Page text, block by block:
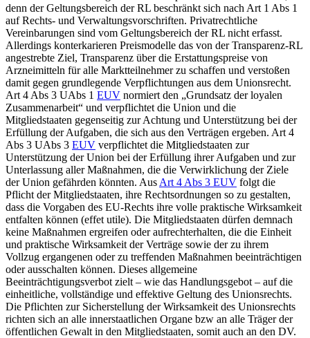
denn der Geltungsbereich der RL beschränkt sich nach Art 1 Abs 1
auf Rechts- und Verwaltungsvorschriften. Privatrechtliche
Vereinbarungen sind vom Geltungsbereich der RL nicht erfasst.
Allerdings konterkarieren Preismodelle das von der Transparenz-RL
angestrebte Ziel, Transparenz über die Erstattungspreise von
Arzneimitteln für alle Marktteilnehmer zu schaffen und verstoßen
damit gegen grundlegende Verpflichtungen aus dem Unionsrecht.
Art 4 Abs 3 UAbs 1 EUV normiert den „Grundsatz der loyalen
Zusammenarbeit“ und verpflichtet die Union und die
Mitgliedstaaten gegenseitig zur Achtung und Unterstützung bei der
Erfüllung der Aufgaben, die sich aus den Verträgen ergeben. Art 4
Abs 3 UAbs 3 EUV verpflichtet die Mitgliedstaaten zur
Unterstützung der Union bei der Erfüllung ihrer Aufgaben und zur
Unterlassung aller Maßnahmen, die die Verwirklichung der Ziele
der Union gefährden könnten. Aus Art 4 Abs 3 EUV folgt die
Pflicht der Mitgliedstaaten, ihre Rechtsordnungen so zu gestalten,
dass die Vorgaben des EU-Rechts ihre volle praktische Wirksamkeit
entfalten können (effet utile). Die Mitgliedstaaten dürfen demnach
keine Maßnahmen ergreifen oder aufrechterhalten, die die Einheit
und praktische Wirksamkeit der Verträge sowie der zu ihrem
Vollzug ergangenen oder zu treffenden Maßnahmen beeinträchtigen
oder ausschalten können. Dieses allgemeine
Beeinträchtigungsverbot zielt – wie das Handlungsgebot – auf die
einheitliche, vollständige und effektive Geltung des Unionsrechts.
Die Pflichten zur Sicherstellung der Wirksamkeit des Unionsrechts
richten sich an alle innerstaatlichen Organe bzw an alle Träger der
öffentlichen Gewalt in den Mitgliedstaaten, somit auch an den DV.